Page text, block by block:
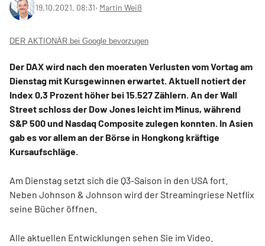
19.10.2021, 08:31‧ Martin Weiß
DER AKTIONÄR bei Google bevorzugen
Der DAX wird nach den moeraten Verlusten vom Vortag am
Dienstag mit Kursgewinnen erwartet. Aktuell notiert der
Index 0,3 Prozent höher bei 15.527 Zählern. An der Wall
Street schloss der Dow Jones leicht im Minus, während
S&P 500 und Nasdaq Composite zulegen konnten. In Asien
gab es vor allem an der Börse in Hongkong kräftige
Kursaufschläge.
Am Dienstag setzt sich die Q3-Saison in den USA fort.
Neben Johnson & Johnson wird der Streamingriese Netflix
seine Bücher öffnen.
Alle aktuellen Entwicklungen sehen Sie im Video.